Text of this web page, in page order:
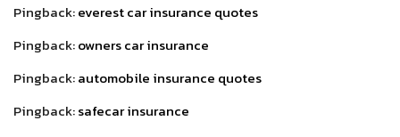
Pingback:everest car insurance quotes
Pingback:owners car insurance
Pingback:automobile insurance quotes
Pingback:safecar insurance